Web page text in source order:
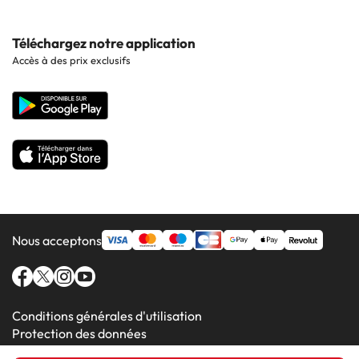
Hôtels à Lluchmajor
Hôtels en Séville
Hôtels en Grenade
Contactez-nous
Site corporate
Téléchargez notre application
Accès à des prix exclusifs
Nous acceptons
Conditions générales d'utilisation
Protection des données